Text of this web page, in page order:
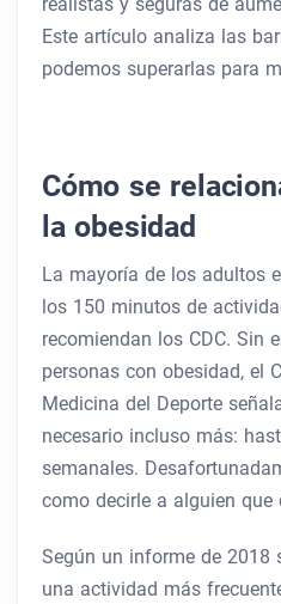
realistas y seguras de
Este artículo analiza las
podemos superarlas para
Cómo se
la obesidad
La mayoría de los adultos
los 150 minutos de
recomiendan los CDC. Sin
personas con obesidad, el
Medicina del Deporte
necesario incluso más:
semanales.
como decirle a alguien que
Según un informe de 2018
una actividad más